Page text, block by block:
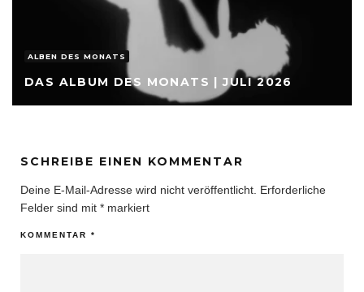
ALBEN DES MONATS
DAS ALBUM DES MONATS | JULI 2026
SCHREIBE EINEN KOMMENTAR
Deine E-Mail-Adresse wird nicht veröffentlicht. Erforderliche
Felder sind mit * markiert
KOMMENTAR *